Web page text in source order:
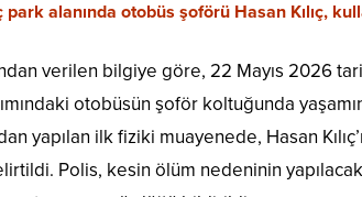
alanında otobüs şoförü Hasan Kılıç,
verilen bilgiye göre, 22 Mayıs 2026
otobüsün şoför koltuğunda
yapılan ilk fiziki muayenede, Hasan
Polis, kesin ölüm nedeninin